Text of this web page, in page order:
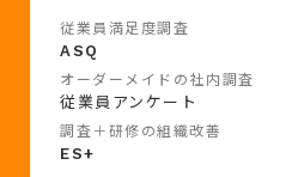
従業員満足度調査
ASQ
オーダーメイドの社内調査
従業員アンケート
調査＋研修の組織改善
ES+